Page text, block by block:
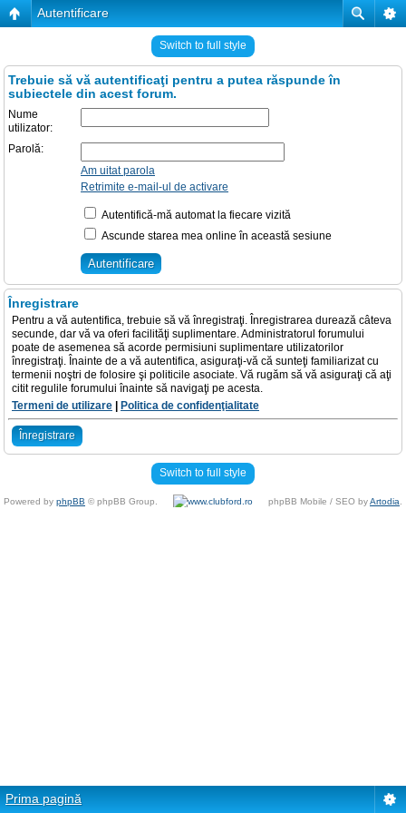
Autentificare
Switch to full style
Trebuie să vă autentificaţi pentru a putea răspunde în
subiectele din acest forum.
Nume
utilizator:
Parolă:
Am uitat parola
Retrimite e-mail-ul de activare
Autentifică-mă automat la fiecare vizită
Ascunde starea mea online în această sesiune
Înregistrare
Pentru a vă autentifica, trebuie să vă înregistraţi. Înregistrarea durează câteva
secunde, dar vă va oferi facilităţi suplimentare. Administratorul forumului
poate de asemenea să acorde permisiuni suplimentare utilizatorilor
înregistraţi. Înainte de a vă autentifica, asiguraţi-vă că sunteţi familiarizat cu
termenii noştri de folosire şi politicile asociate. Vă rugăm să vă asiguraţi că aţi
citit regulile forumului înainte să navigaţi pe acesta.
Termeni de utilizare
Politica de confidenţialitate
Înregistrare
Switch to full style
Powered by phpBB © phpBB Group. phpBB Mobile / SEO byArtodia
Prima pagină